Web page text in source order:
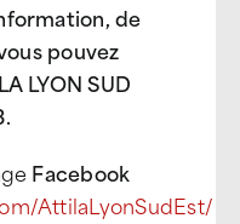
de
pouvez
LYON SUD
Facebook
AttilaLyonSudEst/